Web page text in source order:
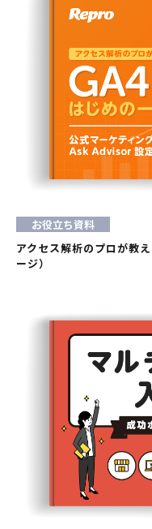
お役立ち資料
アクセス解析のプロが教
ージ）